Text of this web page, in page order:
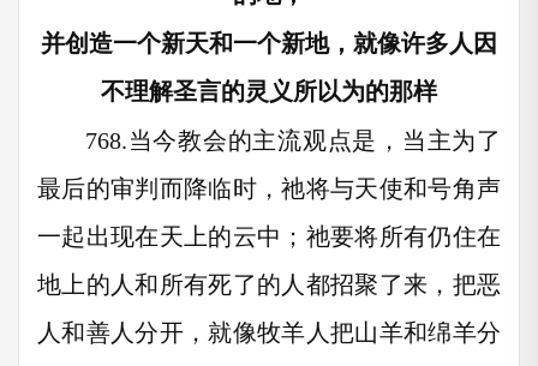
并创造一个新天和一个新地，就像许多人因
不理解圣言的灵义所以为的那样
768.当今教会的主流观点是，当主为了
最后的审判而降临时，祂将与天使和号角声
一起出现在天上的云中；祂要将所有仍住在
地上的人和所有死了的人都招聚了来，把恶
人和善人分开，就像牧羊人把山羊和绵羊分